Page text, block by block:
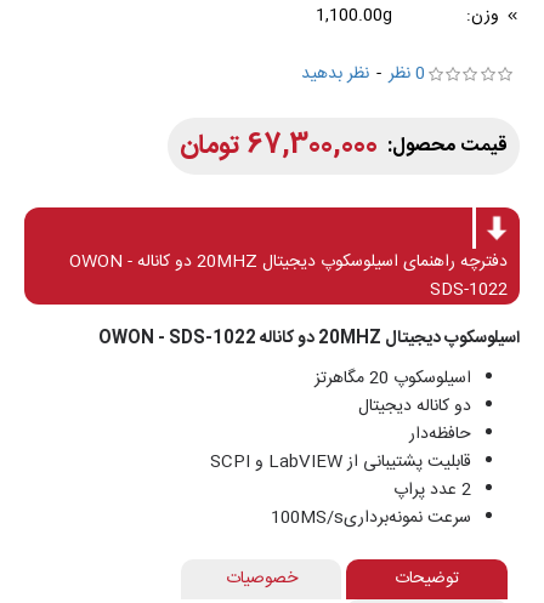
وزن:
1,100.00g
0 نظر
- نظر بدهید
67,300,000 تومان
اسیلوسکوپ دیجیتال 20MHZ دو کاناله OWON - SDS-1022
اسیلوسکوپ 20 مگاهرتز
دو کاناله دیجیتال
حافظه‌دار
قابلیت پشتیبانی از LabVIEW و SCPI
2 عدد پراپ
سرعت نمونه‌برداری100MS/s‌
دفترچه راهنمای اسیلوسکوپ دیجیتال 20MHZ دو کاناله OWON -
SDS-1022
توضیحات
خصوصیات